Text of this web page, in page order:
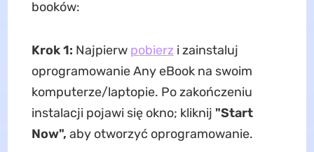
booków:
Krok 1: Najpierw pobierzi zainstaluj
oprogramowanie Any eBook na swoim
komputerze/laptopie. Po zakończeniu
instalacji pojawi się okno; kliknij "Start
Now", aby otworzyć oprogramowanie.